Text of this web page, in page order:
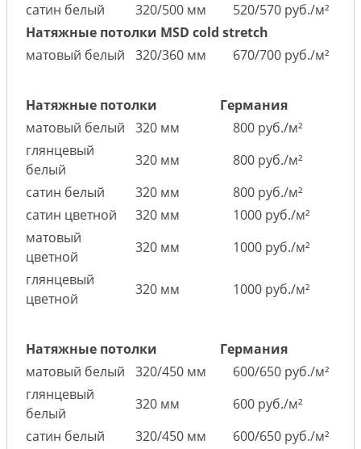
сатин белый
320/500 мм
520/570 руб./м²
Натяжные потолки MSD cold stretch
матовый белый
320/360 мм 670/700 руб./м²
Натяжные потолки
Германия
матовый белый
320 мм
800 руб./м²
глянцевый
белый
320 мм
800 руб./м²
сатин белый
320 мм
800 руб./м²
сатин цветной
320 мм
1000 руб./м²
матовый
цветной
320 мм
1000 руб./м²
глянцевый
цветной
320 мм 1000 руб./м²
Натяжные потолки
Германия
матовый белый
320/450 мм
600/650 руб./м²
глянцевый
белый
320 мм
600 руб./м²
сатин белый
320/450 мм
600/650 руб./м²